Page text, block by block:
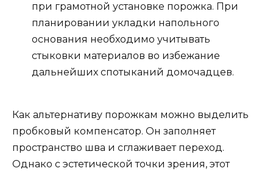
при грамотной установке порожка. При
планировании укладки напольного
основания необходимо учитывать
стыковки материалов во избежание
дальнейших спотыканий домочадцев.
Как альтернативу порожкам можно выделить
пробковый компенсатор. Он заполняет
пространство шва и сглаживает переход.
Однако с эстетической точки зрения, этот